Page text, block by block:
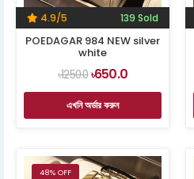
4.9/5 139 Sold
POEDAGAR 984 NEW silver
white
৳1250.0৳650.0
এখনি অর্ডার করুন
48% OFF